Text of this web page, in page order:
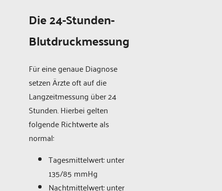
Die 24-Stunden-
Blutdruckmessung
Für eine genaue Diagnose
setzen Ärzte oft auf die
Langzeitmessung über 24
Stunden. Hierbei gelten
folgende Richtwerte als
normal:
Tagesmittelwert: unter
135/85 mmHg
Nachtmittelwert: unter